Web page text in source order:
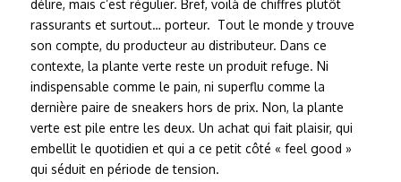
délire, mais c’est régulier. Bref, voilà de chiffres plutôt
rassurants et surtout… porteur. Tout le monde y trouve
son compte, du producteur au distributeur. Dans ce
contexte, la plante verte reste un produit refuge. Ni
indispensable comme le pain, ni superflu comme la
dernière paire de sneakers hors de prix. Non, la plante
verte est pile entre les deux. Un achat qui fait plaisir, qui
embellit le quotidien et qui a ce petit côté « feel good »
qui séduit en période de tension.